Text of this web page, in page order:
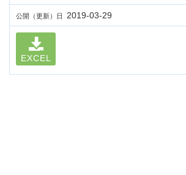
公開（更新）日 2019-03-29
EXCEL